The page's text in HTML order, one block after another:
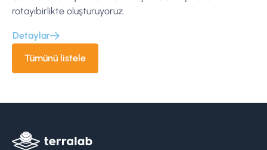
rotayıbirlikte oluşturuyoruz.
Detaylar
Tümünü listele